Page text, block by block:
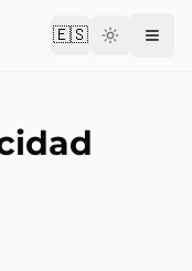
🇪🇸Change